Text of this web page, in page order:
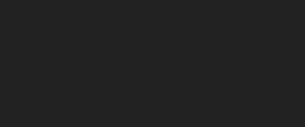
проверить возможность
адресу, получить персональный
и ежемесячной